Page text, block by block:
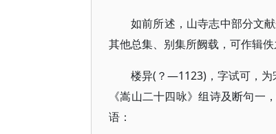
如前所述，山寺志中部分文
其他总集、别集所阙载，可作辑佚
楼异(？—1123)，字试可，为
《嵩山二十四咏》组诗及断句一
语：